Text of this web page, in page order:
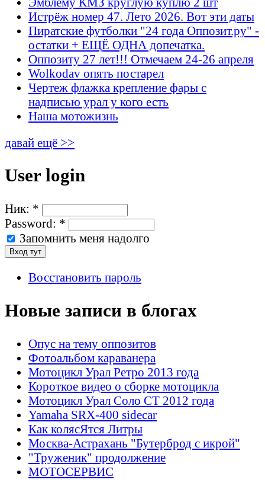
Истрёж номер 47. Лето 2026. Вот эти даты
Пиратские футболки "24 года Оппозит.ру" -
остатки + ЕЩЁ ОДНА допечатка.
Оппозиту 27 лет!!! Отмечаем 24-26 апреля
Wolkodav опять постарел
Чертеж флажка крепление фары с
надписью урал у кого есть
Наша мотожизнь
давай ещё >>
User login
Ник: *
Password: *
Запомнить меня надолго
Восстановить пароль
Новые записи в блогах
Опус на тему оппозитов
Фотоальбом караванера
Мотоцикл Урал Ретро 2013 года
Короткое видео о сборке мотоцикла
Мотоцикл Урал Соло СТ 2012 года
Yamaha SRX-400 sidecar
Как колясЯтся Литры
Москва-Астрахань "Бутерброд с икрой"
"Труженик" продолжение
МОТОСЕРВИС